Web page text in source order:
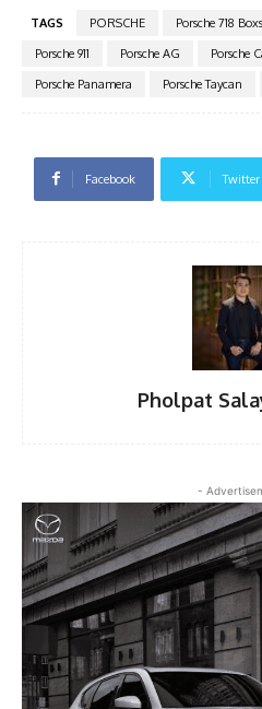
TAGS PORSCHE Porsche 718
Porsche 911
Porsche AG Porsche
Porsche Panamera
Porsche Taycan
Facebook Twitter
Pholpat
-